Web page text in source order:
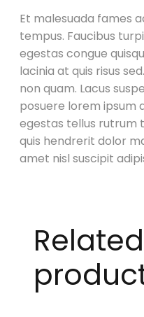
Et malesuada fames
tempus. Faucibus
egestas congue
lacinia at quis risus
non quam. Lacus
posuere lorem ipsum
egestas tellus rutrum
quis hendrerit dolor
amet nisl suscipit
Related